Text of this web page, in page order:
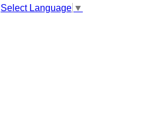
Select Language ▼